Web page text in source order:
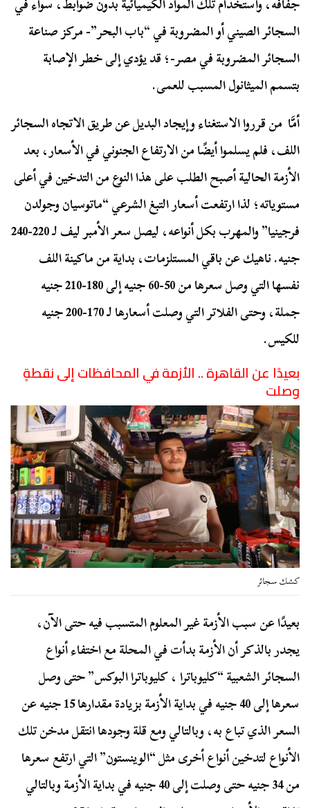
السجائر الصيني أو المضروبة في “باب البحر”- مركز صناعة
السجائر المضروبة في مصر-؛ قد يؤدي إلى خطر الإصابة
بتسمم الميثانول المسبب للعمى.
أمَّا من قرروا الاستغناء وإيجاد البديل عن طريق الاتجاه السجائر
اللف، فلم يسلموا أيضًا من الارتفاع الجنوني في الأسعار، بعد
الأزمة الحالية أصبح الطلب على هذا النوع من التدخين في أعلى
مستوياته؛ لذا ارتفعت أسعار التبغ الشرعي “ماتوسيان وجولدن
فرجينيا” والمهرب بكل أنواعه، ليصل سعر الأمبر ليف لـ 220-240
جنيه. ناهيك عن باقي المستلزمات، بداية من ماكينة اللف
نفسها التي وصل سعرها من 50-60 جنيه إلى 180-210 جنيه
جملة، وحتى الفلاتر التي وصلت أسعارها لـ 170-200 جنيه
للكيس.
بعيدًا عن القاهرة .. الأزمة في المحافظات إلى نقطةٍ
وصلت
كشك سجائر
بعيدًا عن سبب الأزمة غير المعلوم المتسبب فيه حتى الآن،
يجدر بالذكر أن الأزمة بدأت في المحلة مع اختفاء أنواع
السجائر الشعبية “كليوباترا ، كليوباترا البوكس” حتى وصل
سعرها إلى 40 جنيه في بداية الأزمة بزيادة مقدارها 15 جنيه عن
السعر الذي تباع به، وبالتالي ومع قلة وجودها انتقل مدخن تلك
الأنواع لتدخين أنواع أخرى مثل “الوينستون” التي ارتفع سعرها
من 34 جنيه حتى وصلت إلى 40 جنيه في بداية الأزمة وبالتالي